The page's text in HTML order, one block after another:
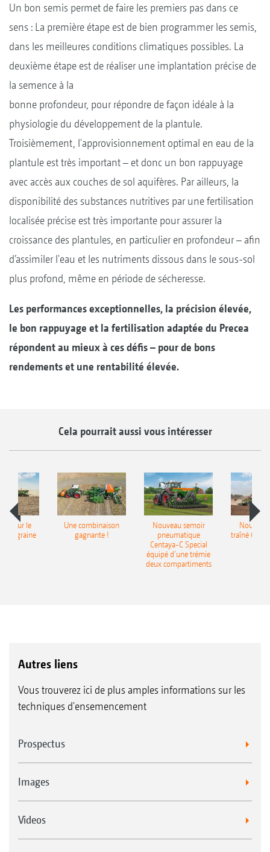
Un bon semis permet de faire les premiers pas dans ce
sens : La première étape est de bien programmer les semis,
dans les meilleures conditions climatiques possibles. La
deuxième étape est de réaliser une implantation précise de
la semence à la
bonne profondeur, pour répondre de façon idéale à la
physiologie du développement de la plantule.
Troisièmement, l'approvisionnement optimal en eau de la
plantule est très important – et donc un bon rappuyage
avec accès aux couches de sol aquifères. Par ailleurs, la
disponibilité des substances nutritives par une fertilisation
localisée précise est très importante pour assurer la
croissance des plantules, en particulier en profondeur – afin
d’assimiler l'eau et les nutriments dissous dans le sous-sol
plus profond, même en période de sécheresse.
Les performances exceptionnelles, la précision élevée,
le bon rappuyage et la fertilisation adaptée du Precea
répondent au mieux à ces défis – pour de bons
rendements et une rentabilité élevée.
Cela pourrait aussi vous intéresser
pour le
Une combinaison
gagnante !
Nouveau semoir
pneumatique
Centaya-C Special
équipé d’une trémie
deux compartiments
traîné
Autres liens
Vous trouverez ici de plus amples informations sur les
techniques d'ensemencement
Prospectus
Images
Videos